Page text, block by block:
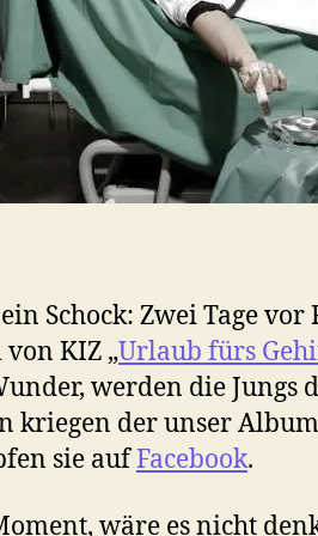
Schock: Zwei Tage vor
KIZ „Urlaub fürs
werden die Jungs
kriegen der unser
sie aufFacebook.
wäre es nicht